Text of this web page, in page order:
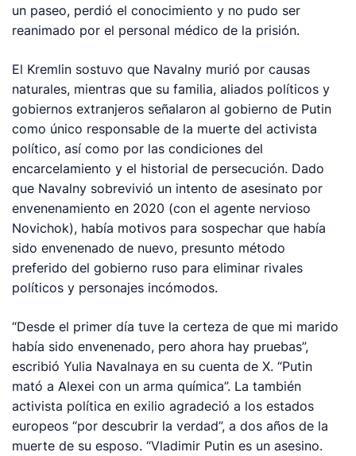
un paseo, perdió el conocimiento y no pudo ser
reanimado por el personal médico de la prisión.
El Kremlin sostuvo que Navalny murió por causas
naturales, mientras que su familia, aliados políticos y
gobiernos extranjeros señalaron al gobierno de Putin
como único responsable de la muerte del activista
político, así como por las condiciones del
encarcelamiento y el historial de persecución. Dado
que Navalny sobrevivió un intento de asesinato por
envenenamiento en 2020 (con el agente nervioso
Novichok), había motivos para sospechar que había
sido envenenado de nuevo, presunto método
preferido del gobierno ruso para eliminar rivales
políticos y personajes incómodos.
“Desde el primer día tuve la certeza de que mi marido
había sido envenenado, pero ahora hay pruebas”,
escribió Yulia Navalnaya en su cuenta de X. “Putin
mató a Alexei con un arma química”. La también
activista política en exilio agradeció a los estados
europeos “por descubrir la verdad”, a dos años de la
muerte de su esposo. “Vladimir Putin es un asesino.